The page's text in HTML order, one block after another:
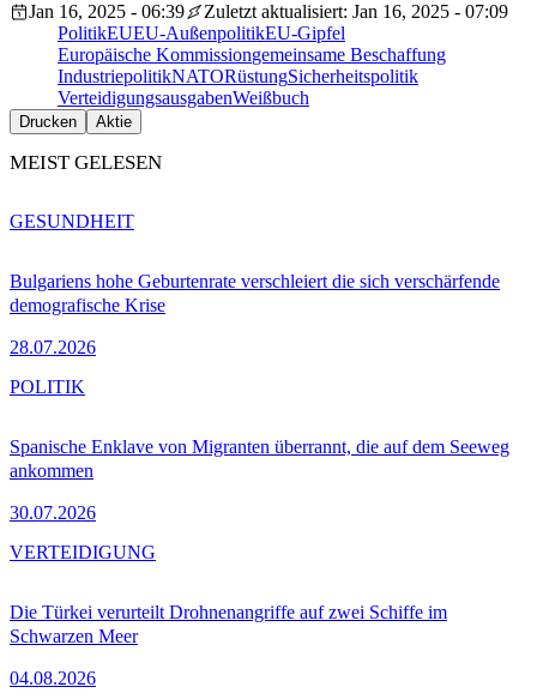
Jan 16, 2025 - 06:39
Zuletzt aktualisiert: Jan 16, 2025 - 07:09
PolitikEUEU-AußenpolitikEU-Gipfel
Europäische Kommissiongemeinsame Beschaffung
IndustriepolitikNATORüstungSicherheitspolitik
VerteidigungsausgabenWeißbuch
Drucken Aktie
MEIST GELESEN
Bulgariens hohe Geburtenrate verschleiert die sich verschärfende
demografische Krise
28.07.2026
GESUNDHEIT
Spanische Enklave von Migranten überrannt, die auf dem Seeweg
ankommen
30.07.2026
POLITIK
Die Türkei verurteilt Drohnenangriffe auf zwei Schiffe im
Schwarzen Meer
04.08.2026
VERTEIDIGUNG